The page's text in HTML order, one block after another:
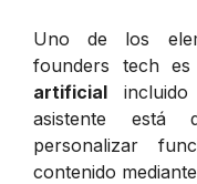
Uno de los
founders tech
artificial
asistente está
personalizar
contenido